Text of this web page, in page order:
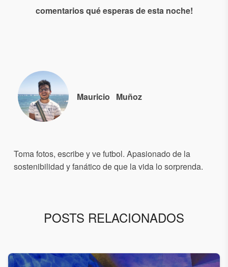
comentarios qué esperas de esta noche!
Mauricio Muñoz
Toma fotos, escribe y ve futbol. Apasionado de la
sostenibilidad y fanático de que la vida lo sorprenda.
POSTS RELACIONADOS